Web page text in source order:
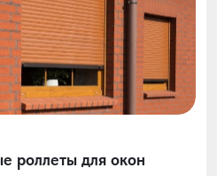
роллеты для окон